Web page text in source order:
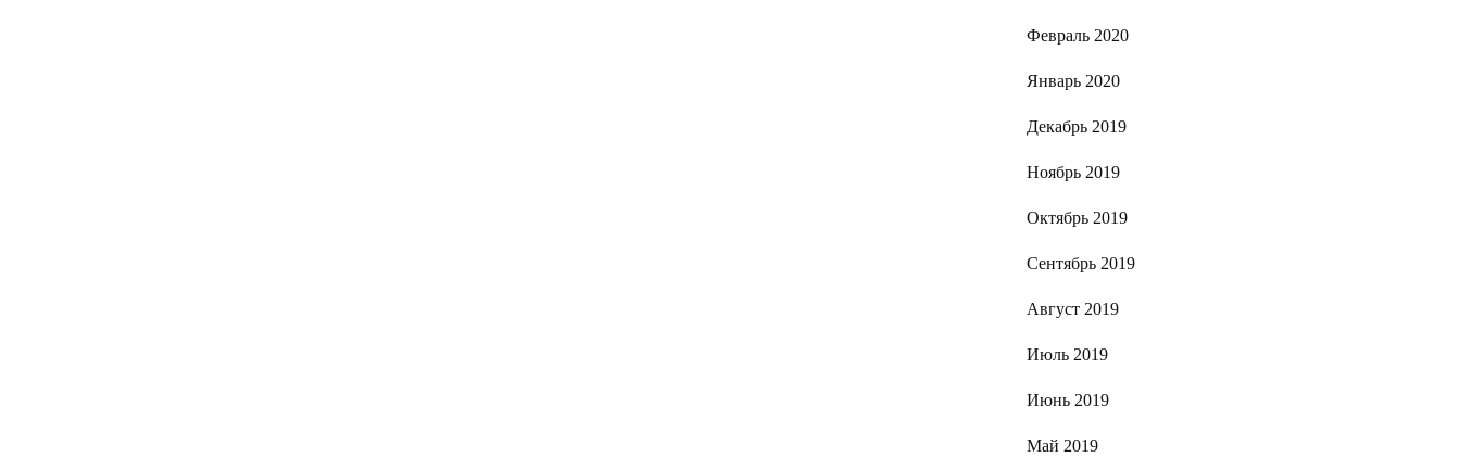
Февраль 2020
Январь 2020
Декабрь 2019
Ноябрь 2019
Октябрь 2019
Сентябрь 2019
Август 2019
Июль 2019
Июнь 2019
Май 2019